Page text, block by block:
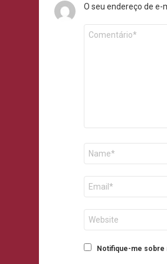
O seu endereço de e-
mail
Notifique-me sobre